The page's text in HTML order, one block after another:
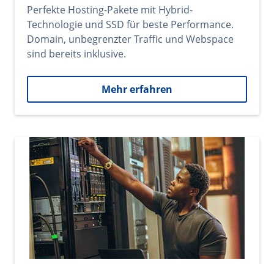
Perfekte Hosting-Pakete mit Hybrid-
Technologie und SSD für beste Performance.
Domain, unbegrenzter Traffic und Webspace
sind bereits inklusive.
Mehr erfahren